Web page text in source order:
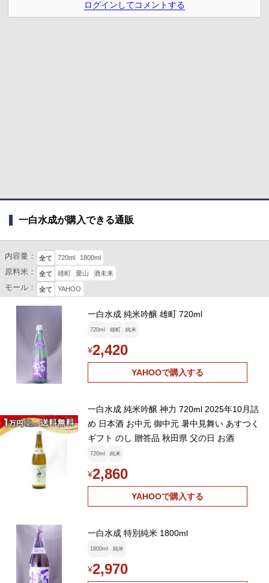
ログインしてコメントする
一白水成が購入できる通販
内容量： 全て 720ml 1800ml
原料米： 全て 雄町 愛山 酒未来
モール： 全て YAHOO
一白水成 純米吟醸 雄町 720ml
720ml 雄町 純米
¥2,420
YAHOOで購入する
一白水成 純米吟醸 神力 720ml 2025年10月詰
め 日本酒 お中元 御中元 暑中見舞い あすつく
ギフト のし 贈答品 秋田県 父の日 お酒
720ml 純米
¥2,860
YAHOOで購入する
一白水成 特別純米 1800ml
1800ml 純米
¥2,970